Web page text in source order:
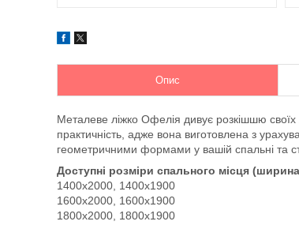
Опис
Металеве ліжко Офелія дивує розкішшю своїх
практичність, адже вона виготовлена з
геометричними формами у вашій спальні та
Доступні розміри спального місця
1400х2000, 1400х1900
1600х2000, 1600х1900
1800х2000, 1800х1900